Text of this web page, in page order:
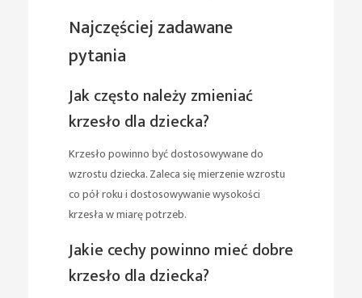
Najczęściej zadawane
pytania
Jak często należy zmieniać
krzesło dla dziecka?
Krzesło powinno być dostosowywane do
wzrostu dziecka. Zaleca się mierzenie wzrostu
co pół roku i dostosowywanie wysokości
krzesła w miarę potrzeb.
Jakie cechy powinno mieć dobre
krzesło dla dziecka?